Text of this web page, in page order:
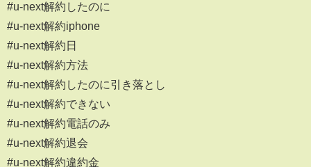
#u-next解約したのに
#u-next解約iphone
#u-next解約日
#u-next解約方法
#u-next解約したのに引き落とし
#u-next解約できない
#u-next解約電話のみ
#u-next解約退会
#u-next解約違約金